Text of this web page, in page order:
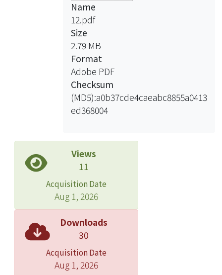
Name
12.pdf
Size
2.79 MB
Format
Adobe PDF
Checksum
(MD5):a0b37cde4caeabc8855a0413
ed368004
Views
11
Acquisition Date
Aug 1, 2026
Downloads
30
Acquisition Date
Aug 1, 2026